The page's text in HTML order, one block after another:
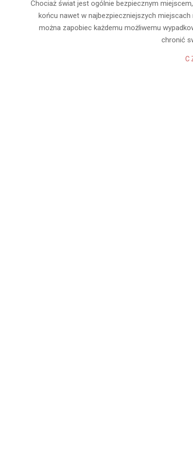
Chociaż świat jest ogólnie bezpiecznym
końcu nawet w najbezpieczniejszych
można zapobiec każdemu możliwemu
chronić